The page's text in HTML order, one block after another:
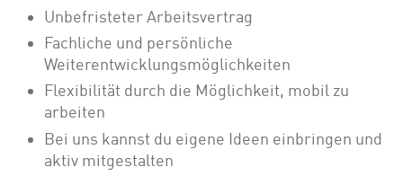
Unbefristeter Arbeitsvertrag
Fachliche und persönliche
Weiterentwicklungsmöglichkeiten
Flexibilität durch die Möglichkeit, mobil zu
arbeiten
Bei uns kannst du eigene Ideen einbringen und
aktiv mitgestalten